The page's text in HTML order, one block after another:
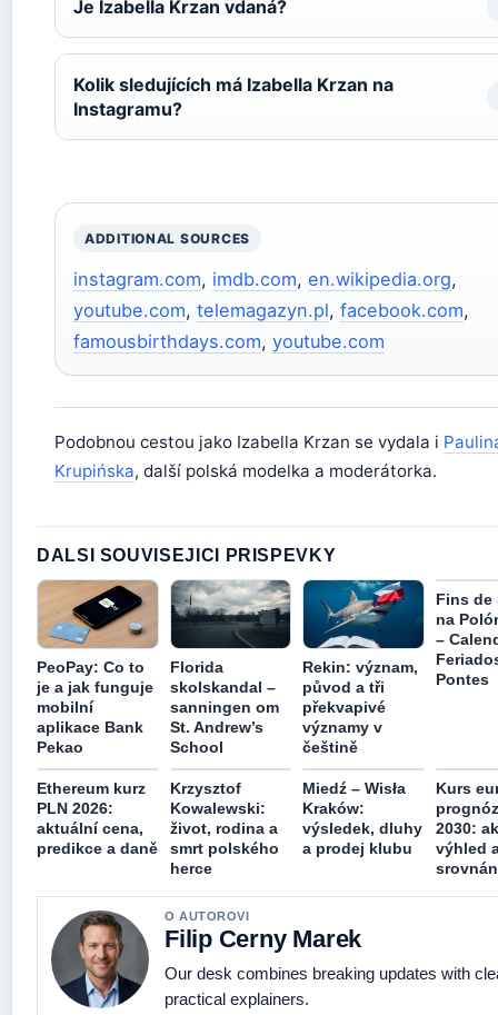
Je Izabella Krzan vdaná?
Kolik sledujících má Izabella Krzan na
Instagramu?
ADDITIONAL SOURCES
instagram.com, imdb.com, en.wikipedia.org,
youtube.com, telemagazyn.pl, facebook.com,
famousbirthdays.com, youtube.com
Podobnou cestou jako Izabella Krzan se vydala i
Krupińska, další polská modelka a moderátorka.
DALSI SOUVISEJICI PRISPEVKY
PeoPay: Co to
je a jak funguje
mobilní
aplikace Bank
Pekao
Florida
skolskandal –
sanningen om
St. Andrew’s
School
Rekin: význam,
původ a tři
překvapivé
významy v
češtině
Fins de
na
–
Pontes
Ethereum kurz
PLN 2026:
aktuální cena,
predikce a daně
Krzysztof
Kowalewski:
život, rodina a
smrt polského
herce
Miedź – Wisła
Kraków:
výsledek, dluhy
a prodej klubu
Kurs
2030:
výhled
O AUTOROVI
Filip Cerny Marek
Our desk combines breaking updates with
practical explainers.